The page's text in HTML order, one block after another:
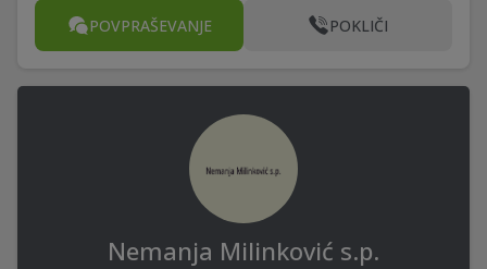
POVPRAŠEVANJE POKLIČI
Nemanja Milinković s.p.